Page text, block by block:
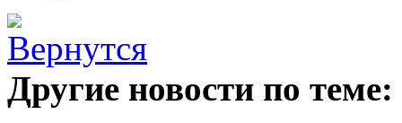
Другие новости по теме: